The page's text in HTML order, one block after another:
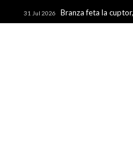
31 Jul 2026 Branza feta la